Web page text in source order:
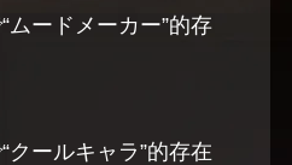
ムードメーカー”的存
クールキャラ”的存在